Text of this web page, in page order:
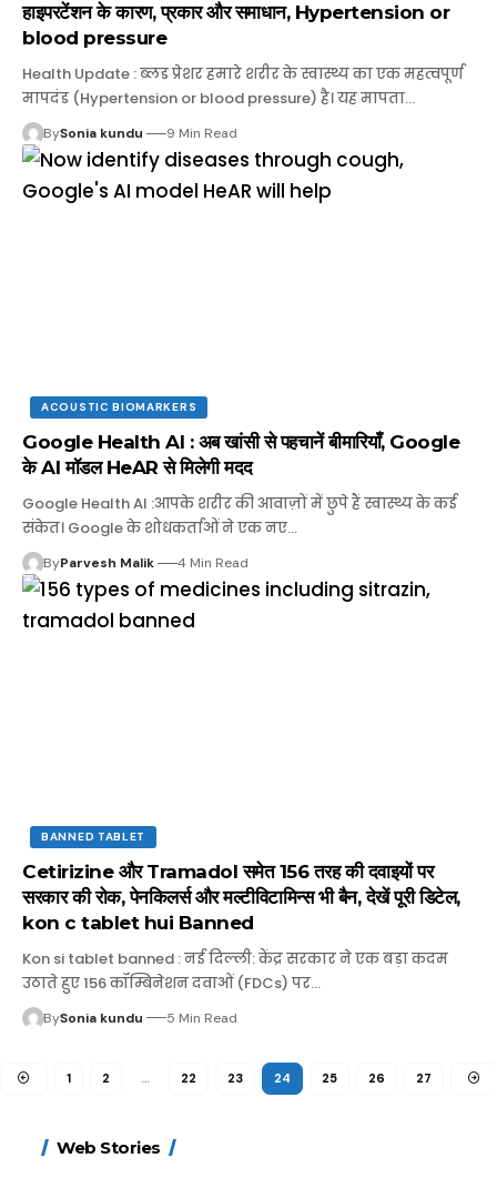
हाइपरटेंशन के कारण, प्रकार और समाधान, Hypertension or
blood pressure
Health Update : ब्लड प्रेशर हमारे शरीर के स्वास्थ्य का एक महत्वपूर्ण
मापदंड (Hypertension or blood pressure) है। यह मापता…
BySonia kundu 9 Min Read
ACOUSTIC BIOMARKERS
Google Health AI : अब खांसी से पहचानें बीमारियाँ, Google
के AI मॉडल HeAR से मिलेगी मदद
Google Health AI :आपके शरीर की आवाज़ों में छुपे हैं स्वास्थ्य के कई
संकेत। Google के शोधकर्ताओं ने एक नए…
ByParvesh Malik 4 Min Read
BANNED TABLET
Cetirizine और Tramadol समेत 156 तरह की दवाइयों पर
सरकार की रोक, पेनकिलर्स और मल्टीविटामिन्स भी बैन, देखें पूरी डिटेल,
kon c tablet hui Banned
Kon si tablet banned : नई दिल्ली: केंद्र सरकार ने एक बड़ा कदम
उठाते हुए 156 कॉम्बिनेशन दवाओं (FDCs) पर…
BySonia kundu 5 Min Read
1 2 … 22 23 24 25 26 27
Web Stories
15 नवंबर से लागू होंगे
FASTag के ये नए नियम,
मोटापे को कम करने के लिए